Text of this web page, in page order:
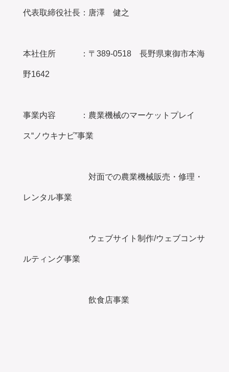
代表取締役社長：唐澤 健之
本社住所 ：〒389-0518 長野県東御市本海
野1642
事業内容 ：農業機械のマーケットプレイ
ス“ノウキナビ”事業
対面での農業機械販売・修理・
レンタル事業
ウェブサイト制作/ウェブコンサ
ルティング事業
飲食店事業